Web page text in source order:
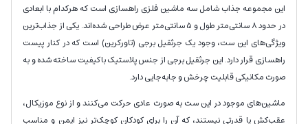
این مجموعه جذاب شامل سه ماشین فلزی راهسازی است که هرکدام با ابعادی
در حدود 8 سانتی‌متر طول و 5 سانتی‌متر عرض طراحی شده‌اند. یکی از جذاب‌ترین
ویژگی‌های این ست، وجود یک جرثقیل برجی (تاورکرین) است که در کنار پیست
راهسازی قرار دارد. این جرثقیل برجی از جنس پلاستیک باکیفیت ساخته شده و به
صورت مکانیکی قابلیت چرخش و جابه‌جایی دارد.
ماشین‌های موجود در این ست به صورت عادی حرکت می‌کنند و از نوع موزیکال،
عقب‌کش یا قدرتی نیستند، که آن را برای کودکان کوچک‌تر نیز ایمن و مناسب